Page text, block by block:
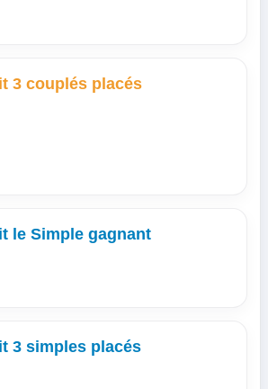
3 couplés placés
le Simple gagnant
3 simples placés